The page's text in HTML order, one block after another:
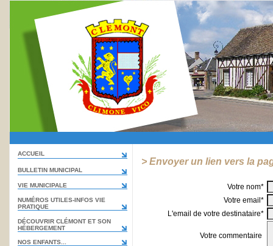
ACCUEIL
BULLETIN MUNICIPAL
VIE MUNICIPALE
NUMÉROS UTILES-INFOS VIE
PRATIQUE
DÉCOUVRIR CLÉMONT ET SON
HÉBERGEMENT
NOS ENFANTS...
> Envoyer un lien vers la
Votre nom*
Votre email*
L'email de votre destinataire*
Votre commentaire